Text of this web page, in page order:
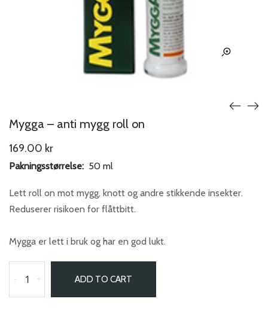
Mygga – anti mygg roll on
169.00 kr
Pakningsstørrelse: 50 ml
Lett roll on mot mygg, knott og andre stikkende insekter.
Reduserer risikoen for flåttbitt.
Mygga er lett i bruk og har en god lukt.
- + ADD TO CART